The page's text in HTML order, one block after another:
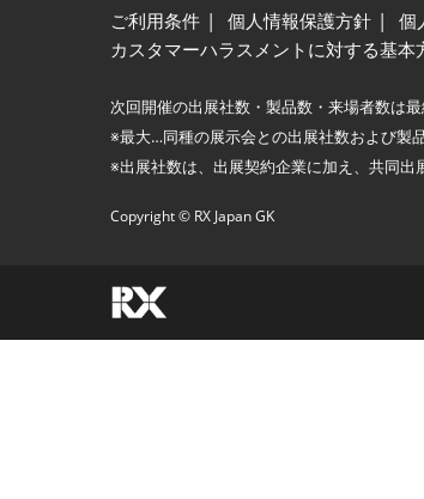
ご利用条件 個人情報保護方針 個
カスタマーハラスメントに対する基本
次回開催の出展社数・製品数・来場者数は
※最大…同種の展示会との出展社数および製
※出展社数は、出展契約企業に加え、共同出
Copyright © RX Japan GK